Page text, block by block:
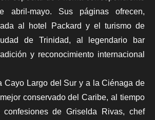
abril-mayo. Sus páginas ofrecen,
al hotel Packard y el turismo de
de Trinidad, al legendario bar
y reconocimiento internacional
Cayo Largo del Sur y a la Ciénaga de
conservado del Caribe, al tiempo
de Griselda Rivas, chef
plugin: wplink